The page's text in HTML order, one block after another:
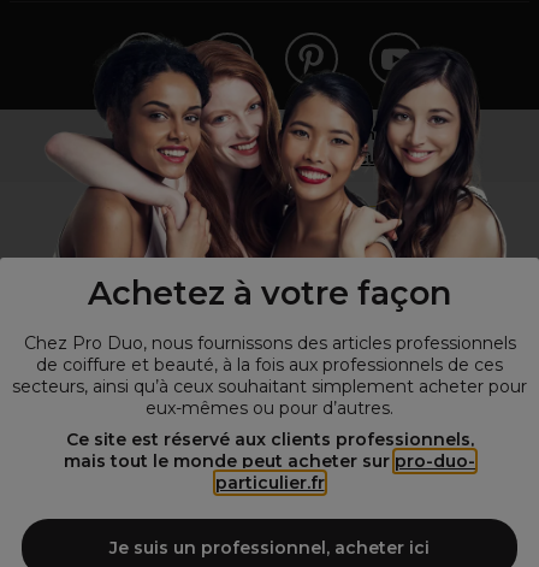
Achetez à votre façon
Chez Pro Duo, nous fournissons des articles professionnels
de coiffure et beauté, à la fois aux professionnels de ces
secteurs, ainsi qu’à ceux souhaitant simplement acheter pour
eux-mêmes ou pour d’autres.
Ce site est réservé aux clients professionnels,
mais tout le monde peut acheter sur pro-duo-
particulier.fr
Je suis un professionnel, acheter ici
Vous n’êtes pas un professionnel ?
Visitez notre site pour les particuliers!
Spécialiste de la coiffure et de la beauté, nous vous proposons une
large sélection de produits professionnels pour la coiffure et
Duo le fournisseur incontournable des salons de coiffure et instituts
de beauté! Notre gamme de produits s’adresse également à tous ceux